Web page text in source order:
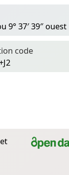
9° 37′ 39″ ouest
code
et